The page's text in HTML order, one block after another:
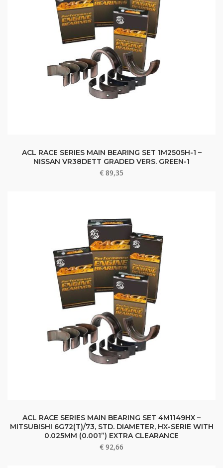
ACL RACE SERIES MAIN BEARING SET 1M2505H-1 –
NISSAN VR38DETT GRADED VERS. GREEN-1
€ 89,35
ACL RACE SERIES MAIN BEARING SET 4M1149HX –
MITSUBISHI 6G72(T)/73, STD. DIAMETER, HX-SERIE WITH
0.025MM (0.001”) EXTRA CLEARANCE
€ 92,66